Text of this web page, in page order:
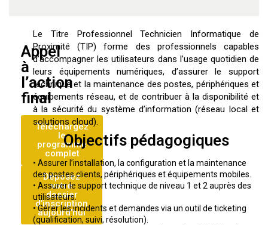
Appel
à
l’action
final
Téléchargez
le
programme
complet
Déposez
votre
dossier
d’inscription
aujourd’hui
Le Titre Professionnel Technicien Informatique de
Proximité (TIP) forme des professionnels capables
d’accompagner les utilisateurs dans l’usage quotidien de
leurs équipements numériques, d’assurer le support
technique et la maintenance des postes, périphériques et
équipements réseau, et de contribuer à la disponibilité et
à la sécurité du système d’information (réseau local et
solutions cloud).
Objectifs pédagogiques
• Assurer l’installation, la configuration et la maintenance
des postes clients, périphériques et équipements mobiles.
• Assurer le support technique de niveau 1 et 2 auprès des
utilisateurs.
• Gérer les incidents et demandes via un outil de ticketing
(qualification, suivi, résolution).